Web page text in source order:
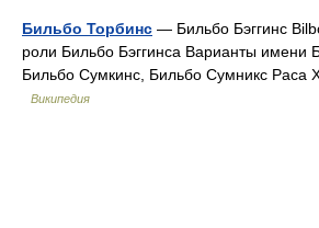
Бильбо Торбинс — Бильбо Бэггинс
роли Бильбо Бэггинса Варианты имени
Бильбо Сумкинс, Бильбо Сумникс Раса
Википедия